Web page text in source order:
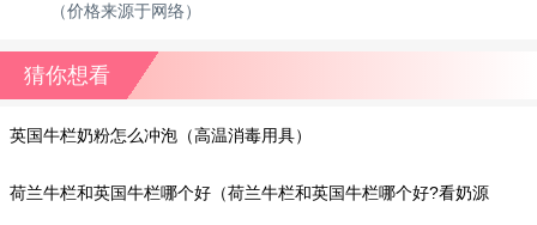
（价格来源于网络）
猜你想看
英国牛栏奶粉怎么冲泡（高温消毒用具）
荷兰牛栏和英国牛栏哪个好（荷兰牛栏和英国牛栏哪个好?看奶源